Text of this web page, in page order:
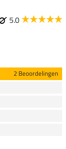
5.0
2 Beoordelingen